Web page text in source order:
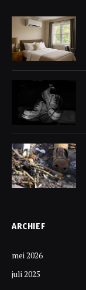
ARCHIEF
mei 2026
juli 2025